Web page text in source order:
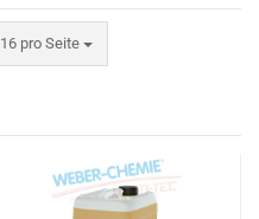
16 pro Seite
pro Seite